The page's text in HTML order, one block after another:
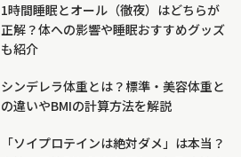
1時間睡眠とオール（徹夜）はどちらが
正解？体への影響や睡眠おすすめグッズ
も紹介
シンデレラ体重とは？標準・美容体重と
の違いやBMIの計算方法を解説
「ソイプロテインは絶対ダメ」は本当？